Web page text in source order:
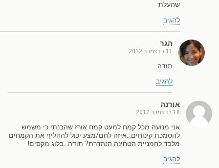
שהעלת
להגיב
הגר
11 בדצמבר 2012
תודה.
להגיב
אורנה
18 בדצמבר 2012
אני מנועה מכל קמח למעט קמח אורז שהבנתי כי משמש
להסמכת קינוחים…איזה לחם/מצע יכול להחליף את הקמחים
מלבד לחמניית הטחינה הנהדרת? תודה…בלוג מקסים!
להגיב